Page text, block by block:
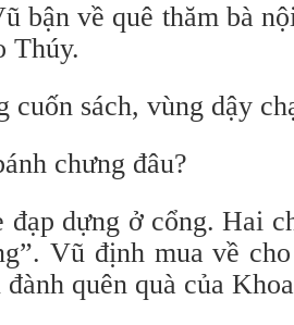
bận về quê thăm bà
Thúy.
cuốn sách, vùng dậy
chưng đâu?
dựng ở cổng. Hai
Vũ định mua về
quên quà của